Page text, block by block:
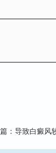
： 导致白癜风